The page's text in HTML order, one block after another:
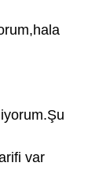
var